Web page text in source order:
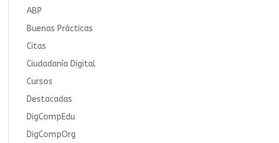
ABP
Buenas Prácticas
Citas
Ciudadanía Digital
Cursos
Destacadas
DigCompEdu
DigCompOrg